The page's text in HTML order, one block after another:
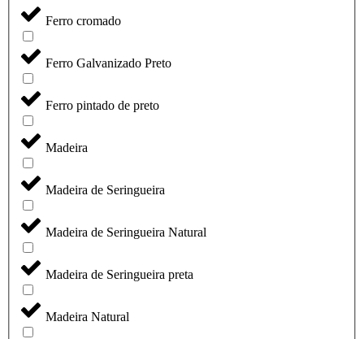
Ferro cromado
Ferro Galvanizado Preto
Ferro pintado de preto
Madeira
Madeira de Seringueira
Madeira de Seringueira Natural
Madeira de Seringueira preta
Madeira Natural